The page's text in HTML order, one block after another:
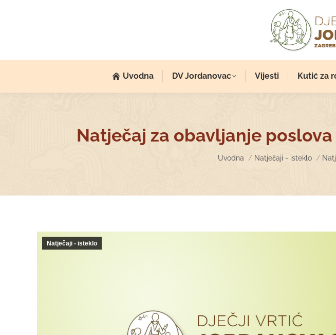
Uvodna DV Jordanovac Vijesti Kutić za
Natječaj za obavljanje
You are here:
Uvodna Natječaji - isteklo
Natječaji - isteklo